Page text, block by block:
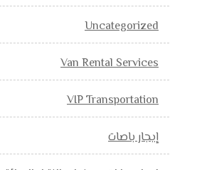
Uncategorized
Van Rental Services
VIP Transportation
إيجار باصات